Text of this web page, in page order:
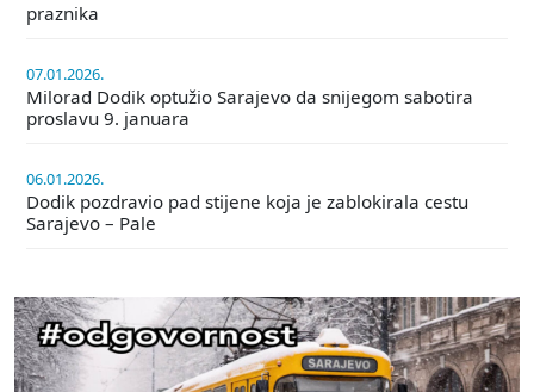
praznika
07.01.2026.
Milorad Dodik optužio Sarajevo da snijegom sabotira
proslavu 9. januara
06.01.2026.
Dodik pozdravio pad stijene koja je zablokirala cestu
Sarajevo – Pale